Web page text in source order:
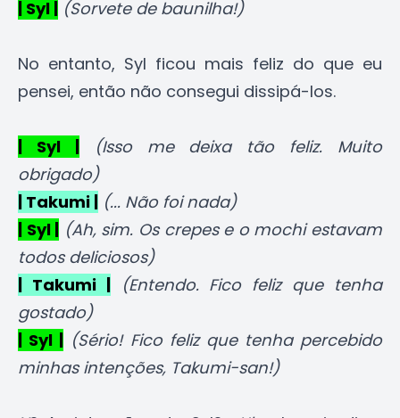
| Syl | (Sorvete de baunilha!)
No entanto, Syl ficou mais feliz do que eu
pensei, então não consegui dissipá-los.
| Syl |
(Isso me deixa tão feliz. Muito
obrigado)
| Takumi | (... Não foi nada)
| Syl | (Ah, sim. Os crepes e o mochi estavam
todos deliciosos)
| Takumi |
(Entendo. Fico feliz que tenha
gostado)
| Syl | (Sério! Fico feliz que tenha percebido
minhas intenções, Takumi-san!)